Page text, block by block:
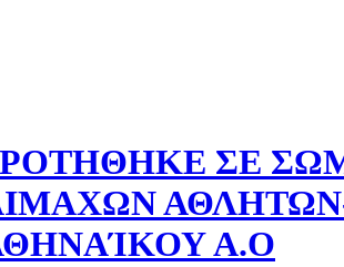
ΣΕ
Α.Ο